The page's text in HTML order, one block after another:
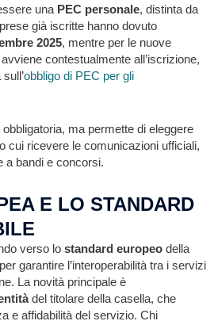
una PEC personale, distinta da
già iscritte hanno dovuto
2025, mentre per le nuove
contestualmente all’iscrizione,
obbligo di PEC per gli
obbligatoria, ma permette di eleggere
cui ricevere le comunicazioni ufficiali,
a bandi e concorsi.
E LO STANDARD
verso lo standard europeo della
garantire l’interoperabilità tra i servizi
La novità principale è
del titolare della casella, che
e affidabilità del servizio. Chi